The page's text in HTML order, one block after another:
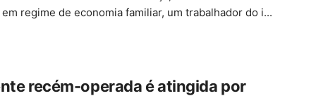
regime de economia familiar, um trabalhador do i...
recém-operada é atingida por